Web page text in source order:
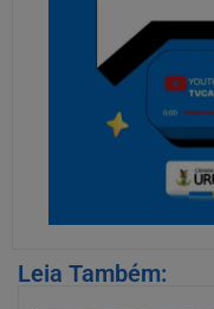
Leia Também: